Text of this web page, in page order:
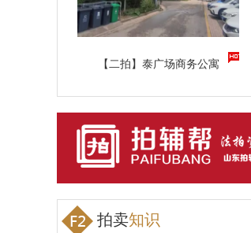
【二拍】泰广场商务公寓
拍卖知识